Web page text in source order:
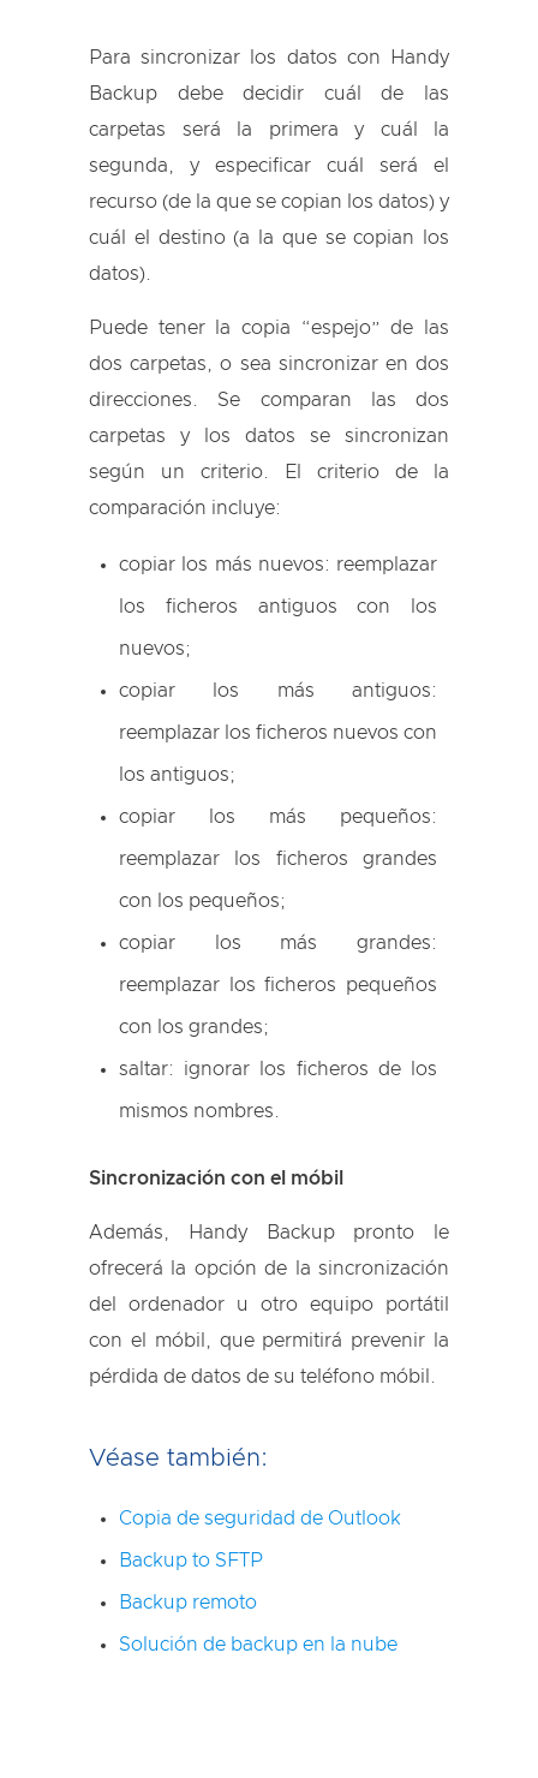
Para sincronizar los datos con Handy
Backup debe decidir cuál de las
carpetas será la primera y cuál la
segunda, y especificar cuál será el
recurso (de la que se copian los datos) y
cuál el destino (a la que se copian los
datos).
Puede tener la copia “espejo” de las
dos carpetas, o sea sincronizar en dos
direcciones. Se comparan las dos
carpetas y los datos se sincronizan
según un criterio. El criterio de la
comparación incluye:
copiar los más nuevos: reemplazar
los ficheros antiguos con los
nuevos;
copiar los más antiguos:
reemplazar los ficheros nuevos con
los antiguos;
copiar los más pequeños:
reemplazar los ficheros grandes
con los pequeños;
copiar los más grandes:
reemplazar los ficheros pequeños
con los grandes;
saltar: ignorar los ficheros de los
mismos nombres.
Sincronización con el móbil
Además, Handy Backup pronto le
ofrecerá la opción de la sincronización
del ordenador u otro equipo portátil
con el móbil, que permitirá prevenir la
pérdida de datos de su teléfono móbil.
Véase también:
Copia de seguridad de Outlook
Backup to SFTP
Backup remoto
Solución de backup en la nube